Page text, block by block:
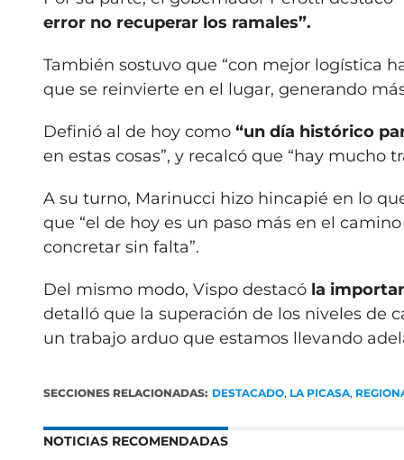
error no recuperar los ramales”.
También sostuvo que “con mejor logística
que se reinvierte en el lugar, generando
Definió al de hoy como “un día histórico
en estas cosas”, y recalcó que “hay mucho
A su turno, Marinucci hizo hincapié en lo
que “el de hoy es un paso más en el
concretar sin falta”.
Del mismo modo, Vispo destacóla
detalló que la superación de los niveles de
un trabajo arduo que estamos llevando
SECCIONES RELACIONADAS: DESTACADO, LA PICASA,
NOTICIAS RECOMENDADAS